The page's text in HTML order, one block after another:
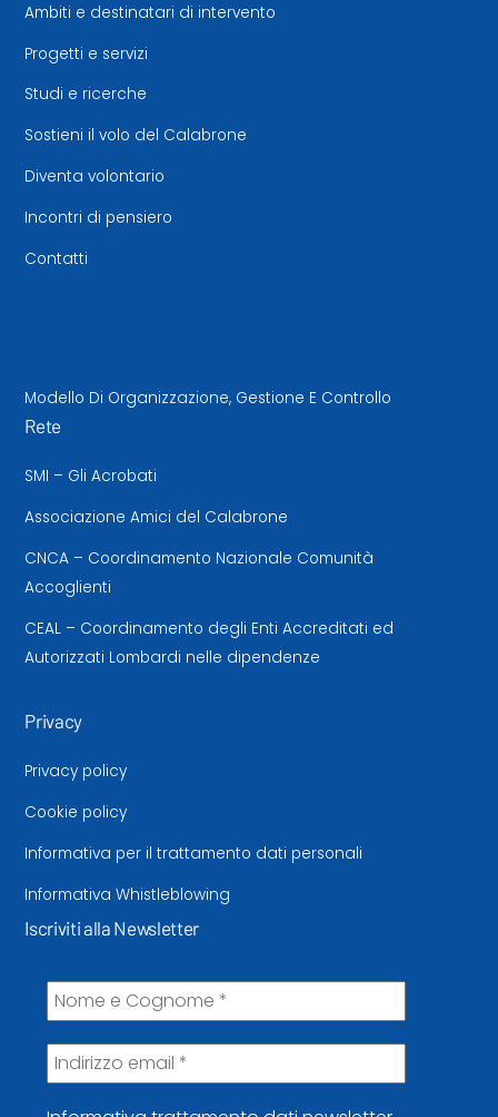
Ambiti e destinatari di intervento
Progetti e servizi
Studi e ricerche
Sostieni il volo del Calabrone
Diventa volontario
Incontri di pensiero
Contatti
Modello Di Organizzazione, Gestione E Controllo
Rete
SMI – Gli Acrobati
Associazione Amici del Calabrone
CNCA – Coordinamento Nazionale Comunità
Accoglienti
CEAL – Coordinamento degli Enti Accreditati ed
Autorizzati Lombardi nelle dipendenze
Privacy
Privacy policy
Cookie policy
Informativa per il trattamento dati personali
Informativa Whistleblowing
Iscriviti alla Newsletter